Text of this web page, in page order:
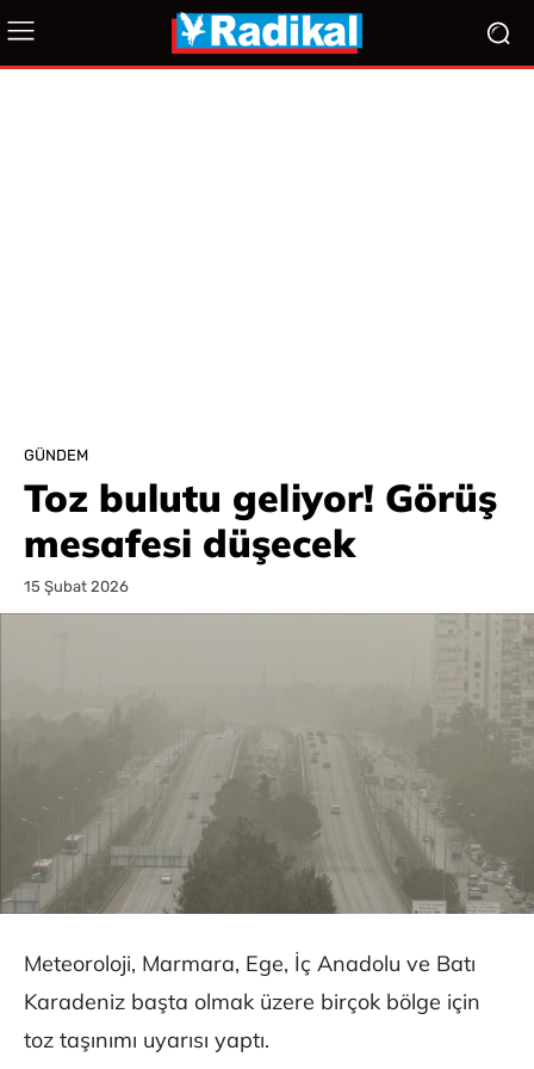
GÜNDEM
Toz bulutu geliyor! Görüş
mesafesi düşecek
15 Şubat 2026
Meteoroloji, Marmara, Ege, İç Anadolu ve Batı
Karadeniz başta olmak üzere birçok bölge için
toz taşınımı uyarısı yaptı.